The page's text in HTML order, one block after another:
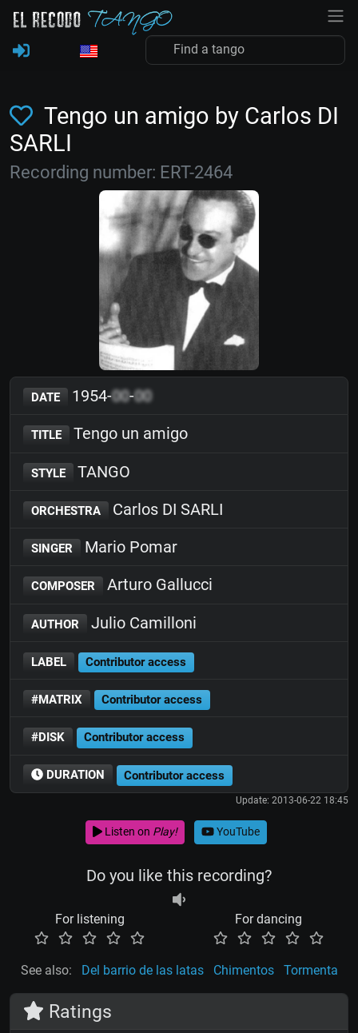
Tengo un amigo by Carlos DI
SARLI
Recording number: ERT-2464
DATE 1954-00-00
TITLE Tengo un amigo
STYLE TANGO
ORCHESTRA Carlos DI SARLI
SINGER Mario Pomar
COMPOSER Arturo Gallucci
AUTHOR Julio Camilloni
LABEL Contributor access
#MATRIX Contributor access
#DISK Contributor access
DURATION Contributor access
Update: 2013-06-22 18:45
Listen on Play! YouTube
Do you like this recording?
For listening For dancing
See also: Del barrio de las latas Chimentos Tormenta
Ratings